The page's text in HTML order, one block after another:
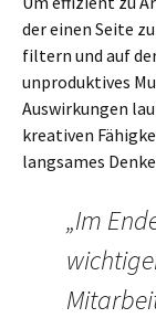
der einen Seite
filtern und auf
unproduktives
Auswirkungen
kreativen
langsames
„Im